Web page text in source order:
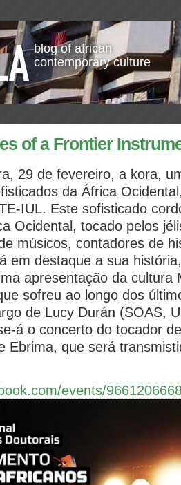
blog of african
contemporary culture
of a Frontier
29 de fevereiro, a kora,
da África
IUL. Este sofisticado
Ocidental, tocado pelos
músicos, contadores de
em destaque a sua
apresentação da cultura
sofreu ao longo dos
de Lucy Durán (SOAS,
á o concerto do tocador
Ebrima, que será
events/